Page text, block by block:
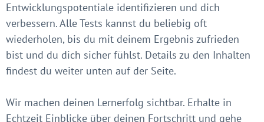
Entwicklungspotentiale identifizieren und dich
verbessern. Alle Tests kannst du beliebig oft
wiederholen, bis du mit deinem Ergebnis zufrieden
bist und du dich sicher fühlst. Details zu den Inhalten
findest du weiter unten auf der Seite.
Wir machen deinen Lernerfolg sichtbar. Erhalte in
Echtzeit Einblicke über deinen Fortschritt und gehe